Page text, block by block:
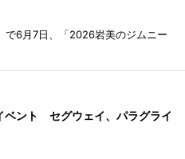
で6月7日、「2026岩美のジムニー
ベント セグウェイ、パラグライ